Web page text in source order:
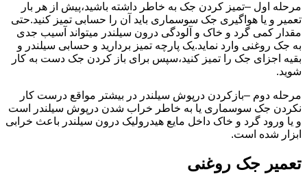
مرحله اول –تمیز کردن جک به خاطر داشته باشید،پیش از هر بار
تعمیر و یا هواگیری جک سوسماری باید آن را حسابی تمیز کنید.حتی
مقدار کمی گرد و خاک و آلودگی درون سیلندر میتواند آسیب جدی
به جک روغنی وارد نماید.یک پارچه تمیز بردارید و حسابی سیلندر و
بقیه اجزای جک را تمیز کنید،سپس برای باز کردن جک دست به کار
شوید.
مرحله دوم –بازکردن درپوش سیلندر در بیشتر مواقع درست کار
نکردن جک سوسماری یا به خاطر خراب شدن درپوش سیلندر است
و یا ورود گرد و خاک داخل مایع هیدرولیک درون سیلندر باعث خرابی
ابزار شده است.
تعمیر جک روغنی